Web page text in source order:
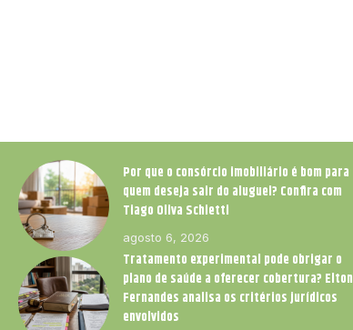
Por que o consórcio imobiliário é bom para
quem deseja sair do aluguel? Confira com
Tiago Oliva Schietti
agosto 6, 2026
Tratamento experimental pode obrigar o
plano de saúde a oferecer cobertura? Elton
Fernandes analisa os critérios jurídicos
envolvidos